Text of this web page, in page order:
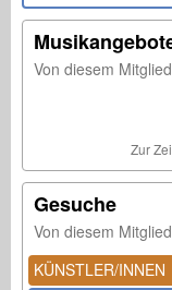
Von diesem
Zur
Gesuche
Von diesem
KÜNSTLER/INNEN